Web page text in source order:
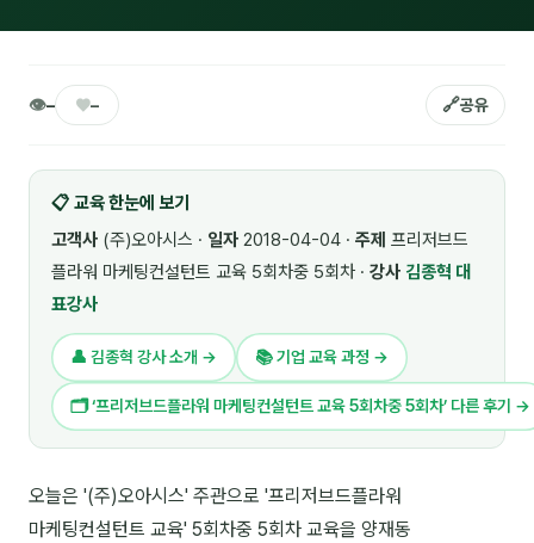
🏭 산업 특화 5
🎬 영상 · 콘텐츠
📊 프레젠테이션 · 기획
🚀 창업 · 커리어
🗣️ 외국어 강의
👥 리더십 · 조직
🤲 협력강사 과정
👁– ♥– 🔗공유
📋 교육 한눈에 보기
고객사 (주)오아시스 · 일자 2018-04-04 · 주제 프리저브드
플라워 마케팅컨설턴트 교육 5회차중 5회차 · 강사 김종혁 대
표강사
👤 김종혁 강사 소개 → 📚 기업 교육 과정 →
🗂 ‘프리저브드플라워 마케팅컨설턴트 교육 5회차중 5회차’ 다른 후기 →
오늘은 '(주)오아시스' 주관으로 '프리저브드플라워
마케팅컨설턴트 교육' 5회차중 5회차 교육을 양재동